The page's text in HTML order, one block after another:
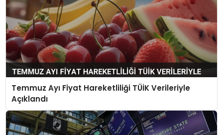
Temmuz Ayı Fiyat Hareketliliği TÜİK Verileriyle
Açıklandı